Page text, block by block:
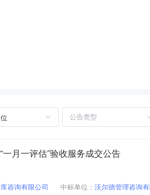
月一评估”验收服务成交公告
咨询有限公司 中标单位： 沃尔德管理咨询